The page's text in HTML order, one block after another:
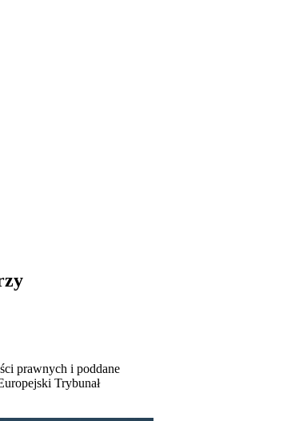
prawnych i poddane
Trybunał